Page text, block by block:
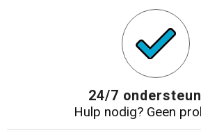
24/7
Hulp nodig? Geen